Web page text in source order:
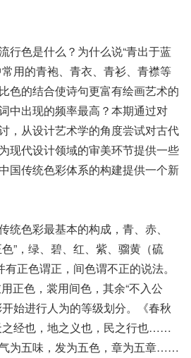
色是什么？为什么说“青出于蓝
用的青袍、青衣、青衫、青襟等
色的结合使诗句更富有绘画艺术的
中出现的频率最高？本期通过对
，从设计艺术学的角度尝试对古代
现代设计领域的审美环节提供一些
国传统色彩体系的构建提供一个新
色彩最基本的构成，青、赤、
”，绿、碧、红、紫、骝黄（硫
正色谓正，间色谓不正的说法。
正色，裳用间色，其余“不入公
始进行人为的等级划分。《春秋
之经也，地之义也，民之行也……
为五味，发为五色，章为五章……